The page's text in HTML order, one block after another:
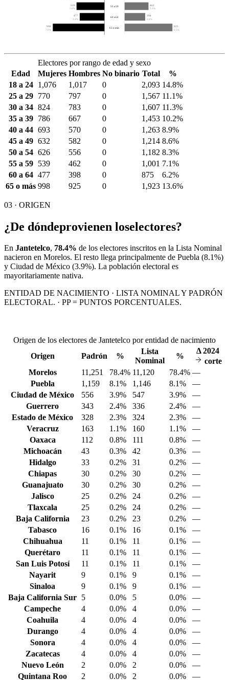
539
3.8%
462
3.3%
55 a 59
477
3.4%
398
2.8%
60 a 64
998
7.0%
925
6.5%
65 o más
Electores por rango de edad y sexo
Edad
Mujeres Hombres No binario Total
%
18 a 24
1,076 1,017 0 2,093 14.8%
25 a 29
770 797 0 1,567 11.1%
30 a 34 824 783 0 1,607 11.3%
35 a 39
786 667 0 1,453 10.2%
40 a 44 693 570 0 1,263 8.9%
45 a 49 632 582 0 1,214 8.6%
50 a 54 626 556 0 1,182 8.3%
55 a 59
539 462 0 1,001 7.1%
60 a 64 477 398 0 875
6.2%
65 o más 998 925 0 1,923 13.6%
03 · ORIGEN
¿De dóndeprovienen loselectores?
En Jantetelco, 78.4% de los electores inscritos en la Lista Nominal
nacieron en Morelos. El resto llega principalmente de Puebla (8.1%)
y Ciudad de México (3.9%). La población electoral es
mayoritariamente nativa.
ENTIDAD DE NACIMIENTO · LISTA NOMINAL Y PADRÓN
ELECTORAL. · PP = PUNTOS PORCENTUALES.
Origen de los electores de Jantetelco por entidad de nacimiento
Origen
Padrón %
Lista
Nominal
%
Δ2024
corte
Morelos
11,251 78.4% 11,120 78.4% —
Puebla
1,159 8.1% 1,146 8.1%
—
Ciudad de México
556 3.9% 547 3.9%
—
Guerrero
343 2.4% 336 2.4%
—
Estado de México
328 2.3% 324 2.3%
—
Veracruz
163 1.1% 160 1.1%
—
Oaxaca
112 0.8% 111 0.8%
—
Michoacán
43 0.3% 42 0.3%
—
Hidalgo
33 0.2% 31 0.2%
—
Chiapas
30 0.2% 30 0.2%
—
Guanajuato
30 0.2% 30 0.2%
—
Jalisco
25 0.2% 24 0.2%
—
Tlaxcala
25 0.2% 24 0.2%
—
Baja California
23 0.2% 23 0.2%
—
Tabasco
16 0.1% 16 0.1%
—
Chihuahua
11 0.1% 11 0.1%
—
Querétaro
11 0.1% 11 0.1%
—
San Luis Potosí
11 0.1% 11 0.1%
—
Nayarit
9 0.1% 9 0.1%
—
Sinaloa
9 0.1% 9 0.1%
—
Baja California Sur 5 0.0% 5 0.0%
—
Campeche
4 0.0% 4 0.0%
—
Coahuila
4 0.0% 4 0.0%
—
Durango
4 0.0% 4 0.0%
—
Sonora
4 0.0% 4 0.0%
—
Zacatecas
4 0.0% 4 0.0%
—
Nuevo León
2 0.0% 2 0.0%
—
Quintana Roo
2 0.0% 2 0.0% —